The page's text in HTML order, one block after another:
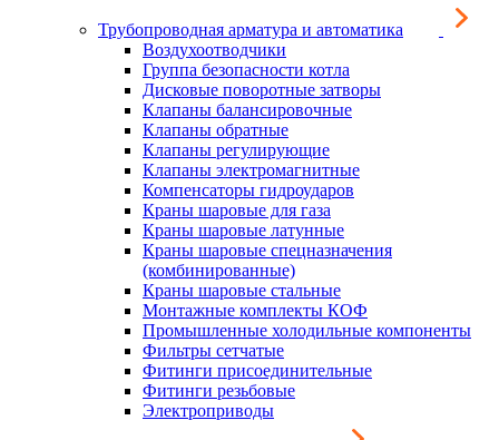
Трубопроводная арматура и автоматика
Воздухоотводчики
Группа безопасности котла
Дисковые поворотные затворы
Клапаны балансировочные
Клапаны обратные
Клапаны регулирующие
Клапаны электромагнитные
Компенсаторы гидроударов
Краны шаровые для газа
Краны шаровые латунные
Краны шаровые спецназначения
(комбинированные)
Краны шаровые стальные
Монтажные комплекты КОФ
Промышленные холодильные компоненты
Фильтры сетчатые
Фитинги присоединительные
Фитинги резьбовые
Электроприводы